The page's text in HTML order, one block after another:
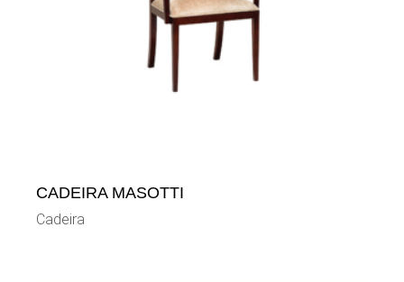
CADEIRA MASOTTI
Cadeira